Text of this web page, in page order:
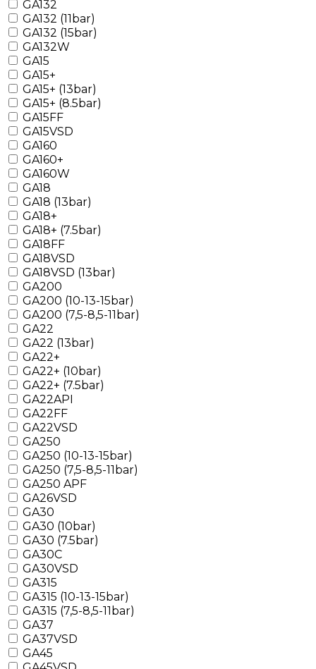
GA132
GA132 (11bar)
GA132 (15bar)
GA132W
GA15
GA15+
GA15+ (13bar)
GA15+ (8.5bar)
GA15FF
GA15VSD
GA160
GA160+
GA160W
GA18
GA18 (13bar)
GA18+
GA18+ (7.5bar)
GA18FF
GA18VSD
GA18VSD (13bar)
GA200
GA200 (10-13-15bar)
GA200 (7,5-8,5-11bar)
GA22
GA22 (13bar)
GA22+
GA22+ (10bar)
GA22+ (7.5bar)
GA22API
GA22FF
GA22VSD
GA250
GA250 (10-13-15bar)
GA250 (7,5-8,5-11bar)
GA250 APF
GA26VSD
GA30
GA30 (10bar)
GA30 (7.5bar)
GA30C
GA30VSD
GA315
GA315 (10-13-15bar)
GA315 (7,5-8,5-11bar)
GA37
GA37VSD
GA45